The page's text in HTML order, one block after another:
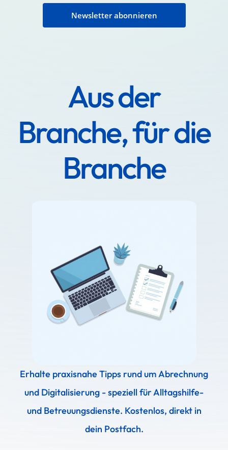
Newsletter abonnieren
Aus der
Branche, für die
Branche
Erhalte praxisnahe Tipps rund um Abrechnung
und Digitalisierung - speziell für Alltagshilfe-
und Betreuungsdienste. Kostenlos, direkt in
dein Postfach.